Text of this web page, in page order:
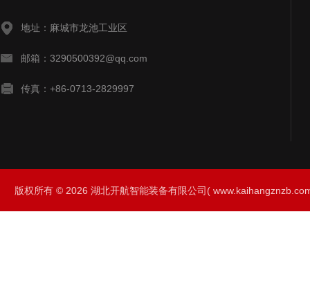
地址：麻城市龙池工业区
邮箱：3290500392@qq.com
传真：+86-0713-2829997
版权所有 © 2026 湖北开航智能装备有限公司(